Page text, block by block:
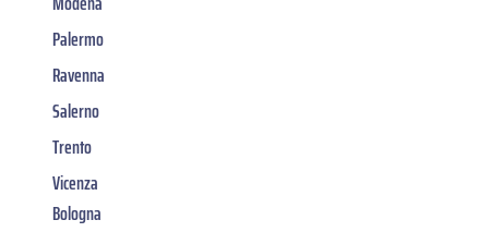
Palermo
Ravenna
Salerno
Trento
Vicenza
Bologna